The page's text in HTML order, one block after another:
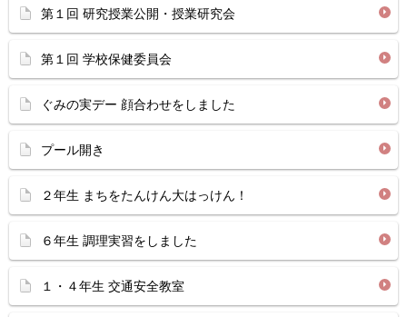
第１回 研究授業公開・授業研究会
第１回 学校保健委員会
ぐみの実デー 顔合わせをしました
プール開き
２年生 まちをたんけん大はっけん！
６年生 調理実習をしました
１・４年生 交通安全教室